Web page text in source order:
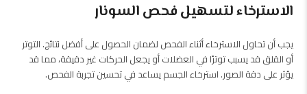
الاسترخاء لتسهيل فحص السونار
يجب أن تحاول الاسترخاء أثناء الفحص لضمان الحصول على أفضل نتائج. التوتر
أو القلق قد يسبب توترًا في العضلات أو يجعل الحركات غير دقيقة، مما قد
يؤثر على دقة الصور. استرخاء الجسم يساعد في تحسين تجربة الفحص.